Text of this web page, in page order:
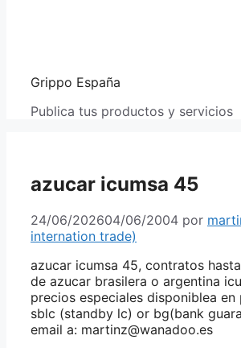
Grippo España
Publica tus productos y servicios
azucar icumsa 45
24/06/202604/06/2004 por
internation trade)
azucar icumsa 45, contratos
de azucar brasilera o argentina
precios especiales disponiblea en
sblc (standby lc) or bg(bank
email a: martinz@wanadoo.es